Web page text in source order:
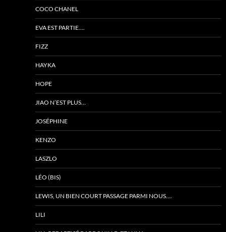
COCO CHANEL
EVA EST PARTIE….
FIZZ
HAYKA
HOPE
JIAO N’EST PLUS…
JOSÉPHINE
KENZO
LASZLO
LÉO (BIS)
LEWIS, UN BIEN COURT PASSAGE PARMI NOUS….
LILI